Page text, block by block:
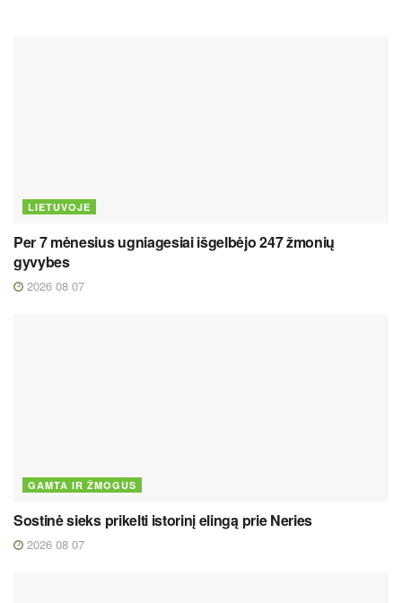
LIETUVOJE
Per 7 mėnesius ugniagesiai išgelbėjo 247 žmonių
gyvybes
2026 08 07
GAMTA IR ŽMOGUS
Sostinė sieks prikelti istorinį elingą prie Neries
2026 08 07